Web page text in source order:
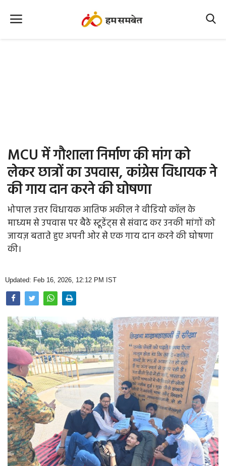
Office Office
Political Gossips
Farm & Food
Opinion
Photo Gallery
Home
MCU में गौशाला निर्माण की मांग को
लेकर छात्रों का उपवास, कांग्रेस विधायक ने
की गाय दान करने की घोषणा
भोपाल उत्तर विधायक आतिफ अकील ने वीडियो कॉल के
माध्यम से उपवास पर बैठे स्टूडेंट्स से संवाद कर उनकी मांगों को
जायज़ बताते हुए अपनी ओर से एक गाय दान करने की घोषणा
की।
Updated: Feb 16, 2026, 12:12 PM IST